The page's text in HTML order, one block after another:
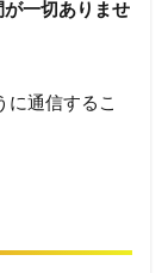
が一切ありませ
に通信するこ